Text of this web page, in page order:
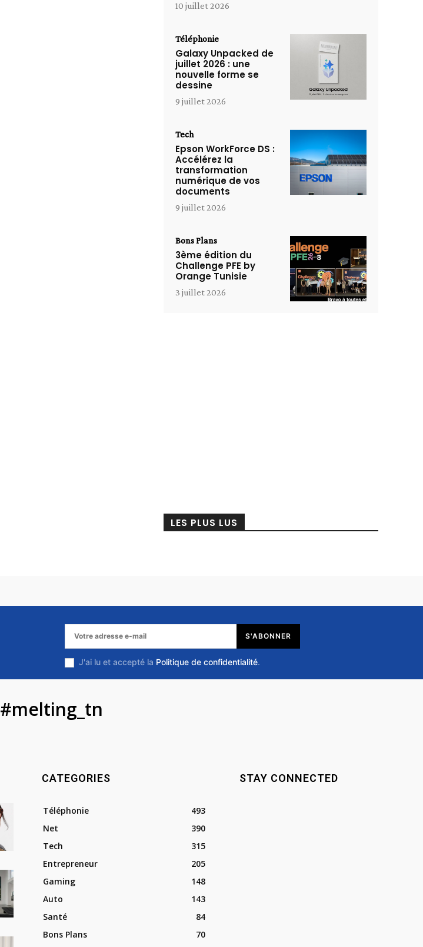
10 juillet 2026
Téléphonie
Galaxy Unpacked de
juillet 2026 : une
nouvelle forme se
dessine
9 juillet 2026
Tech
Epson WorkForce DS :
Accélérez la
transformation
numérique de vos
documents
9 juillet 2026
Bons Plans
3ème édition du
Challenge PFE by
Orange Tunisie
3 juillet 2026
LES PLUS LUS
S'ABONNER
J'ai lu et accepté la Politique de confidentialité.
#melting_tn
CATEGORIES
Téléphonie
493
Net
390
Tech
315
Entrepreneur
205
Gaming
148
Auto
143
Santé
84
Bons Plans
70
STAY CONNECTED